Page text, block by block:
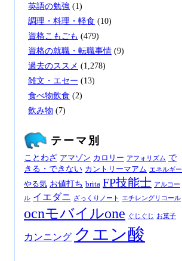
英語の勉強 (1)
調理・料理・軽食 (10)
資格こもごも (479)
資格の就職・転職事情 (9)
過去のススメ (1,278)
雑文・エセー (13)
食べ物飲食 (2)
飲み物 (7)
テーマ別
ことわざ アマゾン カロリー アフォリズム で
きる・できない カントリーマアム エネルギー
やる気 お値打ち brita FP技能士 アルコー
ル イエダニ ざっくりノート エチレングリコール
ocnモバイルone ぐじぐじ お菓子
カンニング クエン酸